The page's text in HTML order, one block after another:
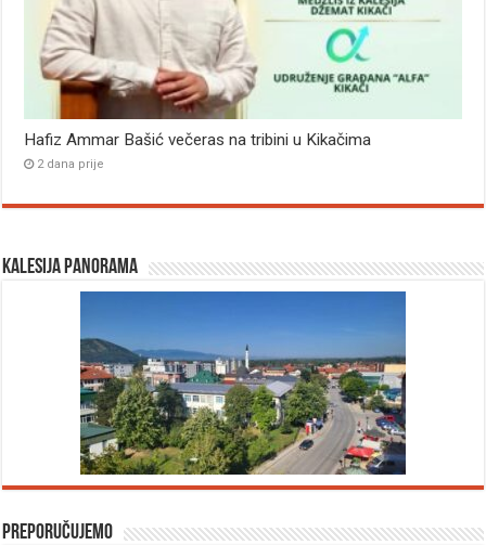
Hafiz Ammar Bašić večeras na tribini u Kikačima
2 dana prije
Kalesija panorama
Preporučujemo